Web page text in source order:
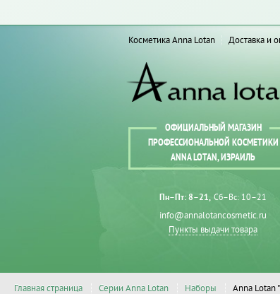
Косметика Anna Lotan Доставка и
ОФИЦИАЛЬНЫЙ МАГАЗИН
ПРОФЕССИОНАЛЬНОЙ КОСМЕТИКИ
ANNA LOTAN, ИЗРАИЛЬ
Пн–Пт: 8–21 Сб–Вс: 10–21
info@annalotancosmetic.ru
Пункты выдачи товара
Главная страница Серии Anna Lotan Наборы Anna Lotan